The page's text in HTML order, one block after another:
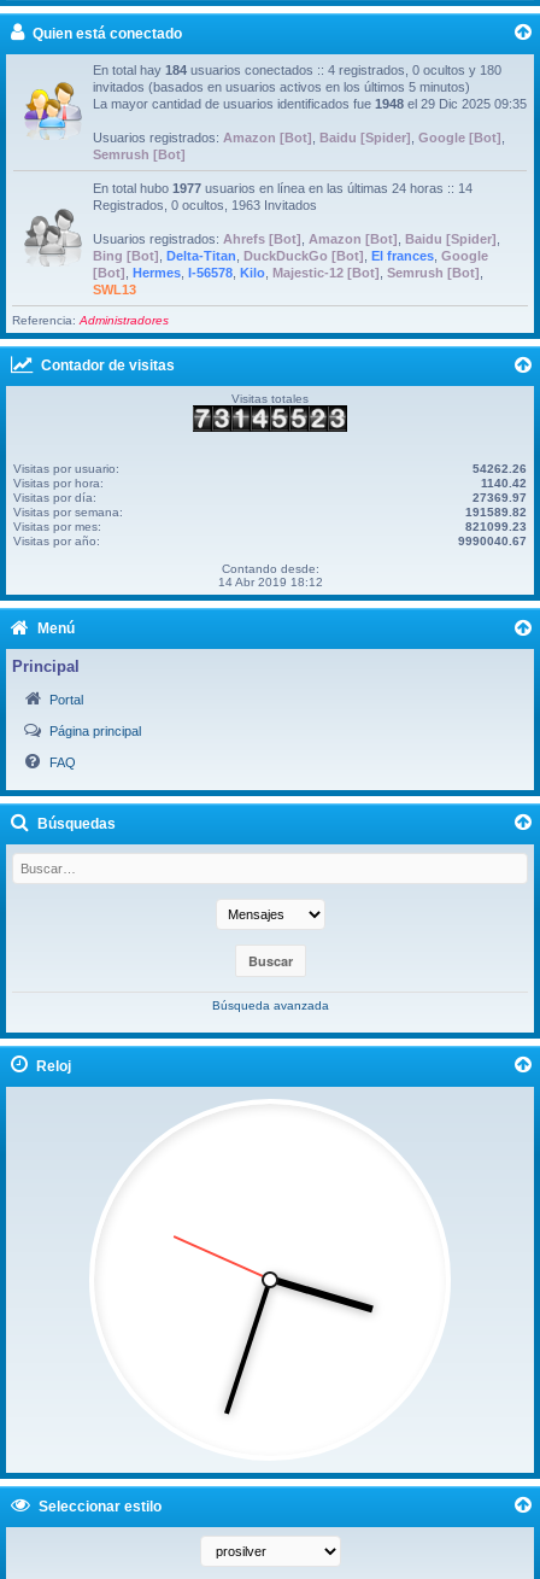
Menú
Principal
Portal
Página principal
FAQ
Búsquedas
Búsqueda avanzada
Reloj
Seleccionar estilo
Quien está conectado
En total hay 184 usuarios conectados :: 4 registrados, 0 ocultos y 180
invitados (basados en usuarios activos en los últimos 5 minutos)
La mayor cantidad de usuarios identificados fue 1948 el 29 Dic 2025 09:35
Usuarios registrados: Amazon [Bot] Baidu [Spider] Google [Bot]
Semrush [Bot]
En total hubo 1977 usuarios en línea en las últimas 24 horas :: 14
Registrados, 0 ocultos, 1963 Invitados
Usuarios registrados: Ahrefs [Bot] Amazon [Bot] Baidu [Spider]
Bing [Bot] Delta-Titan DuckDuckGo [Bot] El frances Google
[Bot] Hermes I-56578 Kilo Majestic-12 [Bot] Semrush [Bot]
SWL13
Referencia: Administradores
Contador de visitas
Visitas totales
Visitas por usuario:
54262.26
Visitas por hora:
1140.42
Visitas por día:
27369.97
Visitas por semana:
191589.82
Visitas por mes:
821099.23
Visitas por año:
9990040.67
Contando desde:
14 Abr 2019 18:12